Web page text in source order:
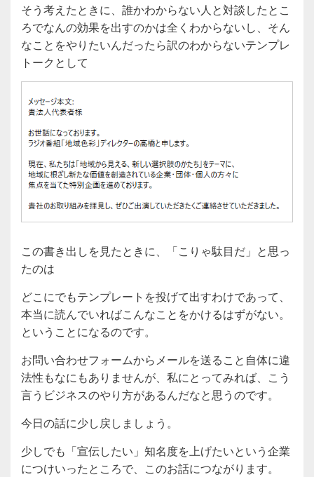
そう考えたときに、誰かわからない人と対談したとこ
ろでなんの効果を出すのかは全くわからないし、そん
なことをやりたいんだったら訳のわからないテンプレ
トークとして
この書き出しを見たときに、「こりゃ駄目だ」と思っ
たのは
どこにでもテンプレートを投げて出すわけであって、
本当に読んでいればこんなことをかけるはずがない。
ということになるのです。
お問い合わせフォームからメールを送ること自体に違
法性もなにもありませんが、私にとってみれば、こう
言うビジネスのやり方があるんだなと思うのです。
今日の話に少し戻しましょう。
少しでも「宣伝したい」知名度を上げたいという企業
につけいったところで、このお話につながります。